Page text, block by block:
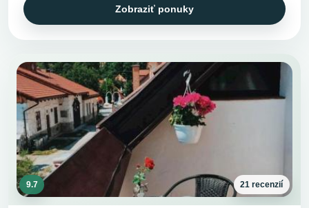
Zobraziť ponuky
9.7 21 recenzií